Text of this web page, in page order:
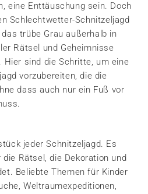
eine Enttäuschung sein. Doch
Schlechtwetter-Schnitzeljagd
trübe Grau außerhalb in
Rätsel und Geheimnisse
Hier sind die Schritte, um eine
vorzubereiten, die die
dass auch nur ein Fuß vor
jeder Schnitzeljagd. Es
Rätsel, die Dekoration und
Beliebte Themen für Kinder
Weltraumexpeditionen,